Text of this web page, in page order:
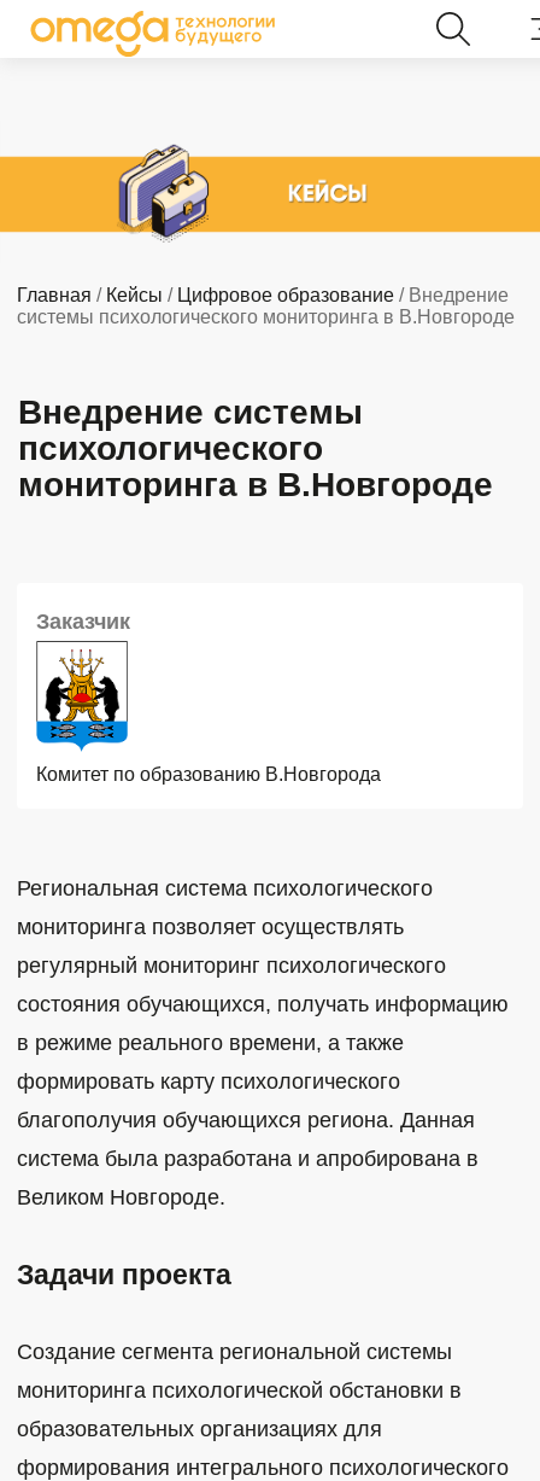
Главная / Кейсы / Цифровое образование / Внедрение
системы психологического мониторинга в В.Новгороде
Внедрение системы
психологического
мониторинга в В.Новгороде
Заказчик
Комитет по образованию В.Новгорода
Региональная система психологического
мониторинга позволяет осуществлять
регулярный мониторинг психологического
состояния обучающихся, получать информацию
в режиме реального времени, а также
формировать карту психологического
благополучия обучающихся региона. Данная
система была разработана и апробирована в
Великом Новгороде.
Задачи проекта
Создание сегмента региональной системы
мониторинга психологической обстановки в
образовательных организациях для
формирования интегрального психологического